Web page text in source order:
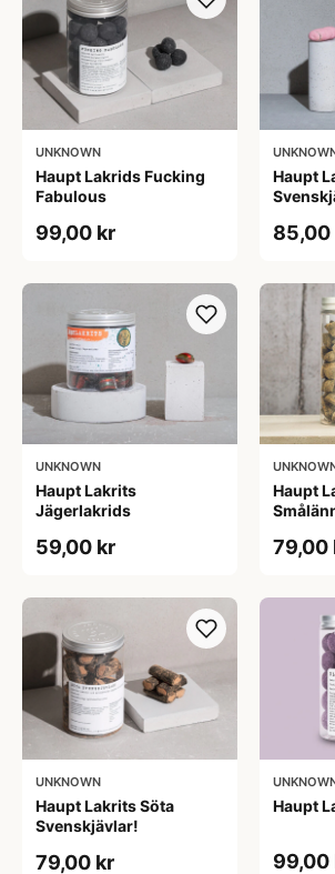
UNKNOWN
Haupt Lakrids Fucking
Fabulous
99,00 kr
Haupt
85,00
UNKNOWN
Haupt Lakrits
Jägerlakrids
59,00 kr
Haupt
79,00
UNKNOWN
Haupt Lakrits Söta
Svenskjävlar!
79,00 kr
Haupt
99,00